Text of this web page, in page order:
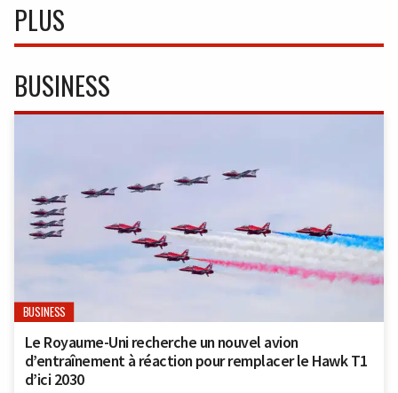
PLUS
BUSINESS
BUSINESS
Le Royaume-Uni recherche un nouvel avion
d’entraînement à réaction pour remplacer le Hawk T1
d’ici 2030